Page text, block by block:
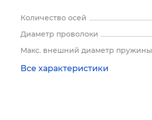
Количество осей
Диаметр проволоки
Макс. внешний диаметр пружины
Все характеристики